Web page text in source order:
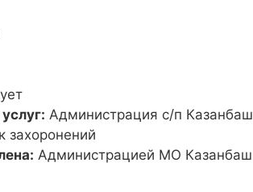
Администрация с/п Казанбаш
захоронений
Администрацией МО Казанбаш